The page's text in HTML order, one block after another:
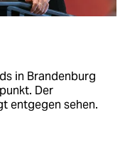
in Brandenburg
Der
entgegen sehen.